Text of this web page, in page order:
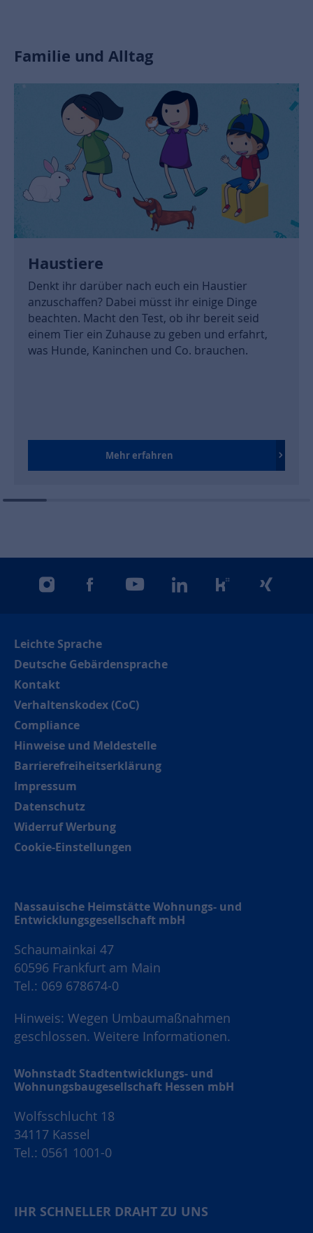
Familie und Alltag
Haustiere
Denkt ihr darüber nach euch ein Haustier
anzuschaffen? Dabei müsst ihr einige Dinge
beachten. Macht den Test, ob ihr bereit seid
einem Tier ein Zuhause zu geben und erfahrt,
was Hunde, Kaninchen und Co. brauchen.
Mehr erfahren
instagramfacebookyoutubelinkedinkununuxing
Leichte Sprache
Deutsche Gebärdensprache
Kontakt
Verhaltenskodex (CoC)
Compliance
Hinweise und Meldestelle
Barrierefreiheitserklärung
Impressum
Datenschutz
Widerruf Werbung
Cookie-Einstellungen
Nassauische Heimstätte Wohnungs- und
Entwicklungsgesellschaft mbH
Schaumainkai 47
60596 Frankfurt am Main
Tel.: 069 678674-0
Hinweis: Wegen Umbaumaßnahmen
geschlossen. Weitere Informationen.
Wohnstadt Stadtentwicklungs- und
Wohnungsbaugesellschaft Hessen mbH
Wolfsschlucht 18
34117 Kassel
Tel.: 0561 1001-0
IHR SCHNELLER DRAHT ZU UNS